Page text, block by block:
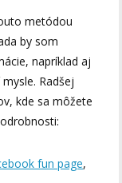
metódou
by som
napríklad aj
Radšej
kde sa môžete
fun page,